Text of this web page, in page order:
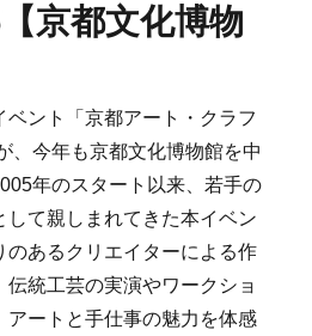
京都文化博物
ベント「京都アート・クラフ
、今年も京都文化博物館を中
年のスタート以来、若手の
して親しまれてきた本イベン
のあるクリエイターによる作
統工芸の実演やワークショ
アートと手仕事の魅力を体感